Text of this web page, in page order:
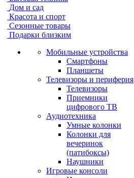
Дом и сад
Красота и спорт
Сезонные товары
Подарки близким
Мобильные устройства
Смартфоны
Планшеты
Телевизоры и периферия
Телевизоры
Приемники
цифрового ТВ
Аудиотехника
Умные колонки
Колонки для
вечеринок
(патибоксы)
Наушники
Игровые консоли